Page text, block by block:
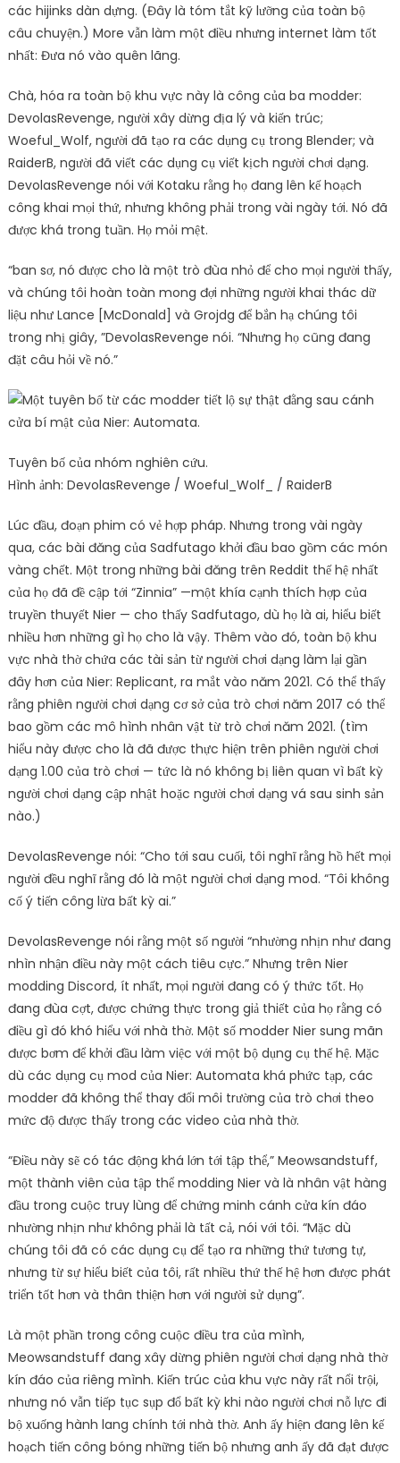
các hijinks dàn dựng. (Đây là tóm tắt kỹ lưỡng của toàn bộ
câu chuyện.) More vẫn làm một điều nhưng internet làm tốt
nhất: Đưa nó vào quên lãng.
Chà, hóa ra toàn bộ khu vực này là công của ba modder:
DevolasRevenge, người xây dừng địa lý và kiến ​​trúc;
Woeful_Wolf, người đã tạo ra các dụng cụ trong Blender; và
RaiderB, người đã viết các dụng cụ viết kịch người chơi dạng.
DevolasRevenge nói với Kotaku rằng họ đang lên kế hoạch
công khai mọi thứ, nhưng không phải trong vài ngày tới. Nó đã
được khá trong tuần. Họ mỏi mệt.
“ban sơ, nó được cho là một trò đùa nhỏ để cho mọi người thấy,
và chúng tôi hoàn toàn mong đợi những người khai thác dữ
liệu như Lance [McDonald] và Grojdg để bắn hạ chúng tôi
trong nhị giây, ”DevolasRevenge nói. “Nhưng họ cũng đang
đặt câu hỏi về nó.”
Tuyên bố của nhóm nghiên cứu.
Hình ảnh: DevolasRevenge / Woeful_Wolf_ / RaiderB
Lúc đầu, đoạn phim có vẻ hợp pháp. Nhưng trong vài ngày
qua, các bài đăng của Sadfutago khởi đầu bao gồm các món
vàng chết. Một trong những bài đăng trên Reddit thế hệ nhất
của họ đã đề cập tới “Zinnia” —một khía cạnh thích hợp của
truyền thuyết Nier — cho thấy Sadfutago, dù họ là ai, hiểu biết
nhiều hơn những gì họ cho là vậy. Thêm vào đó, toàn bộ khu
vực nhà thờ chứa các tài sản từ người chơi dạng làm lại gần
đây hơn của Nier: Replicant, ra mắt vào năm 2021. Có thể thấy
rằng phiên người chơi dạng cơ sở của trò chơi năm 2017 có thể
bao gồm các mô hình nhân vật từ trò chơi năm 2021. (tìm
hiểu này được cho là đã được thực hiện trên phiên người chơi
dạng 1.00 của trò chơi — tức là nó không bị liên quan vì bất kỳ
người chơi dạng cập nhật hoặc người chơi dạng vá sau sinh sản
nào.)
DevolasRevenge nói: “Cho tới sau cuối, tôi nghĩ rằng hồ hết mọi
người đều nghĩ rằng đó là một người chơi dạng mod. “Tôi không
cố ý tiến công lừa bất kỳ ai.”
DevolasRevenge nói rằng một số người “nhường nhịn như đang
nhìn nhận điều này một cách tiêu cực.” Nhưng trên Nier
modding Discord, ít nhất, mọi người đang có ý thức tốt. Họ
đang đùa cợt, được chứng thực trong giả thiết của họ rằng có
điều gì đó khó hiểu với nhà thờ. Một số modder Nier sung mãn
được bơm để khởi đầu làm việc với một bộ dụng cụ thế hệ. Mặc
dù các dụng cụ mod của Nier: Automata khá phức tạp, các
modder đã không thể thay đổi môi trường của trò chơi theo
mức độ được thấy trong các video của nhà thờ.
“Điều này sẽ có tác động khá lớn tới tập thể,” Meowsandstuff,
một thành viên của tập thể modding Nier và là nhân vật hàng
đầu trong cuộc truy lùng để chứng minh cánh cửa kín đáo
nhường nhịn như không phải là tất cả, nói với tôi. “Mặc dù
chúng tôi đã có các dụng cụ để tạo ra những thứ tương tự,
nhưng từ sự hiểu biết của tôi, rất nhiều thứ thế hệ hơn được phát
triển tốt hơn và thân thiện hơn với người sử dụng”.
Là một phần trong công cuộc điều tra của mình,
Meowsandstuff đang xây dừng phiên người chơi dạng nhà thờ
kín đáo của riêng mình. Kiến trúc của khu vực này rất nổi trội,
nhưng nó vẫn tiếp tục sụp đổ bất kỳ khi nào người chơi nỗ lực đi
bộ xuống hành lang chính tới nhà thờ. Anh ấy hiện đang lên kế
hoạch tiến công bóng những tiến bộ nhưng anh ấy đã đạt được